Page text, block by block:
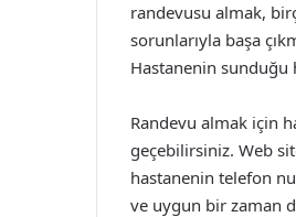
randevusu almak,
sorunlarıyla başa
Hastanenin sunduğu
Randevu almak için
geçebilirsiniz. Web
hastanenin telefon
ve uygun bir zaman